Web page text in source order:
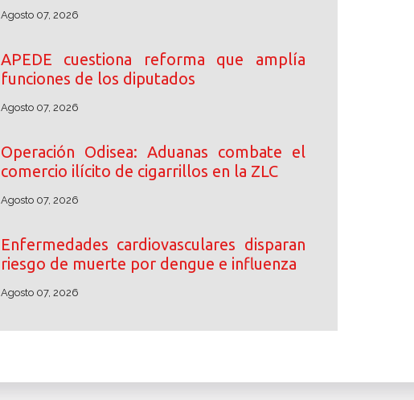
Agosto 07, 2026
APEDE cuestiona reforma que amplía
funciones de los diputados
Agosto 07, 2026
Operación Odisea: Aduanas combate el
comercio ilícito de cigarrillos en la ZLC
Agosto 07, 2026
Enfermedades cardiovasculares disparan
riesgo de muerte por dengue e influenza
Agosto 07, 2026